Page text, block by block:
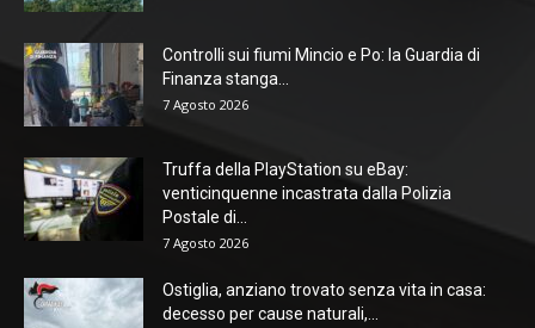
Controlli sui fiumi Mincio e Po: la Guardia di
Finanza stanga...
7 Agosto 2026
Truffa della PlayStation su eBay:
venticinquenne incastrata dalla Polizia
Postale di...
7 Agosto 2026
Ostiglia, anziano trovato senza vita in casa:
decesso per cause naturali,...